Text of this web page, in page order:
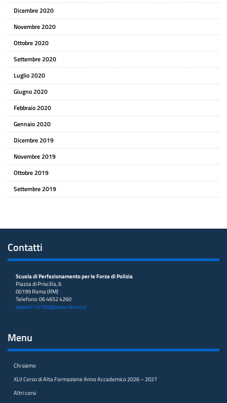
Dicembre 2020
Novembre 2020
Ottobre 2020
Settembre 2020
Luglio 2020
Giugno 2020
Febbraio 2020
Gennaio 2020
Dicembre 2019
Novembre 2019
Ottobre 2019
Settembre 2019
Contatti
Scuola di Perfezionamento per le Forze di Polizia
Piazza di Priscilla, 6
00199 Roma (RM)
Telefono: 06 4652 4260
dipps021.0100@pecps.interno.it
Menu
Chi siamo
XLII Corso di Alta Formazione Anno Accademico 2026 – 2027
Altri corsi